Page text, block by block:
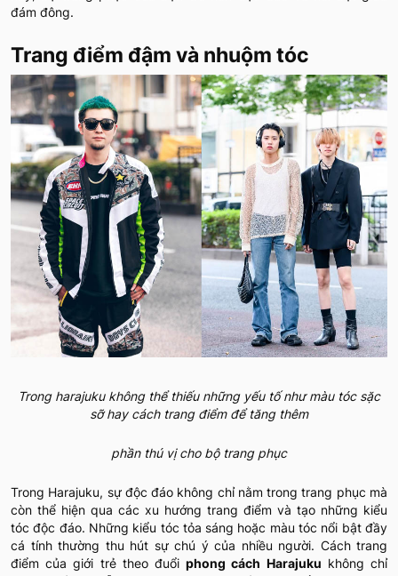
đám đông.
Trang điểm đậm và nhuộm tóc
Trong harajuku không thể thiếu những yếu tố như màu tóc sặc
sỡ hay cách trang điểm để tăng thêm
phần thú vị cho bộ trang phục
Trong Harajuku, sự độc đáo không chỉ nằm trong trang phục mà
còn thể hiện qua các xu hướng trang điểm và tạo những kiểu
tóc độc đáo. Những kiểu tóc tỏa sáng hoặc màu tóc nổi bật đầy
cá tính thường thu hút sự chú ý của nhiều người. Cách trang
điểm của giới trẻ theo đuổiphong cách Harajuku không chỉ